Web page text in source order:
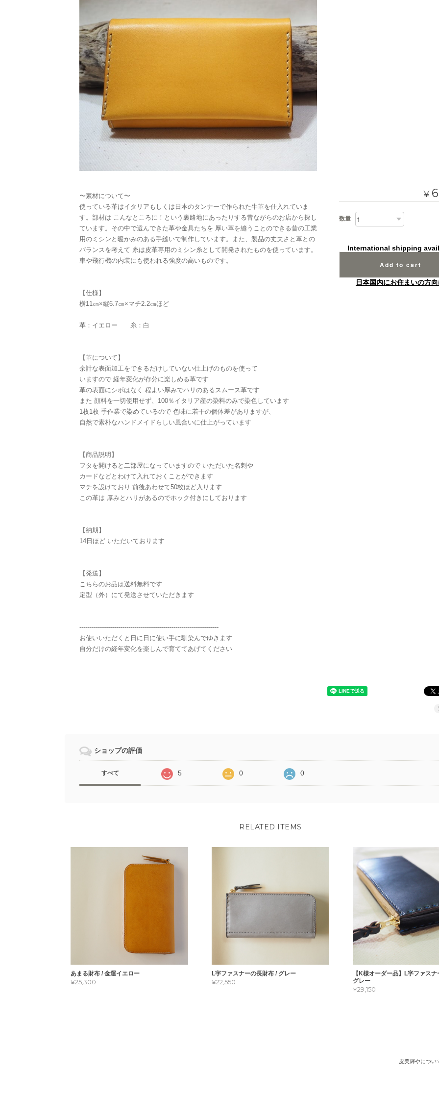
〜素材について〜
使っている革はイタリアもしくは日本のタンナーで作られた牛革を仕入れていま
す。部材は こんなところに！という裏路地にあったりする昔ながらのお店から探し
ています。その中で選んできた革や金具たちを 厚い革を縫うことのできる昔の工業
用のミシンと暖かみのある手縫いで制作しています。また、製品の丈夫さと革との
バランスを考えて 糸は皮革専用のミシン糸として開発されたものを使っています。
車や飛行機の内装にも使われる強度の高いものです。
【仕様】
横11㎝×縦6.7㎝×マチ2.2㎝ほど
革：イエロー 糸：白
【革について】
余計な表面加工をできるだけしていない仕上げのものを使って
いますので 経年変化が存分に楽しめる革です
革の表面にシボはなく 程よい厚みでハリのあるスムース革です
また 顔料を一切使用せず、100％イタリア産の染料のみで染色しています
1枚1枚 手作業で染めているので 色味に若干の個体差がありますが、
自然で素朴なハンドメイドらしい風合いに仕上がっています
【商品説明】
フタを開けると二部屋になっていますので いただいた名刺や
カードなどとわけて入れておくことができます
マチを設けており 前後あわせて50枚ほど入ります
この革は 厚みとハリがあるのでホック付きにしております
【納期】
14日ほど いただいております
【発送】
こちらのお品は送料無料です
定型（外）にて発送させていただきます
-----------------------------------------------------------------------
お使いいただくと日に日に使い手に馴染んでゆきます
自分だけの経年変化を楽しんで育ててあげてください
¥
数量
International shipping
Add to cart
日本国内にお住まいの方
ショップの評価
すべて 5 0 0
RELATED ITEMS
あまる財布 / 金運イエロー
¥25,300
L字ファスナーの長財布 / グレー
¥22,550
【K様オーダー品】L字ファス
グレー
¥29,150
皮美輝やについ